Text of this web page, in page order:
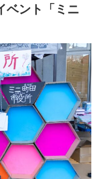
ベント「ミニ